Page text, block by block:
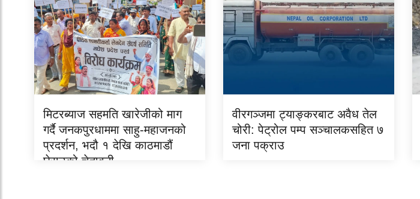
मिटरब्याज सहमति खारेजीको माग
गर्दै जनकपुरधाममा साहु-महाजनको
प्रदर्शन, भदौ १ देखि काठमाडौं
घेराउको चेतावनी
वीरगञ्जमा ट्याङ्करबाट अवैध तेल
चोरी: पेट्रोल पम्प सञ्चालकसहित ७
जना पक्राउ